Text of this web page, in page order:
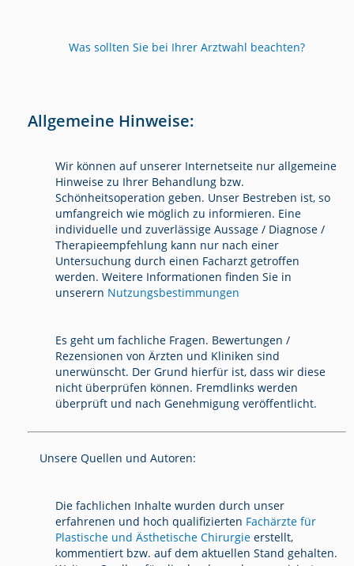
Was sollten Sie bei Ihrer Arztwahl beachten?
Allgemeine Hinweise:
Wir können auf unserer Internetseite nur allgemeine
Hinweise zu Ihrer Behandlung bzw.
Schönheitsoperation geben. Unser Bestreben ist, so
umfangreich wie möglich zu informieren. Eine
individuelle und zuverlässige Aussage / Diagnose /
Therapieempfehlung kann nur nach einer
Untersuchung durch einen Facharzt getroffen
werden. Weitere Informationen finden Sie in
unserern Nutzungsbestimmungen
Es geht um fachliche Fragen. Bewertungen /
Rezensionen von Ärzten und Kliniken sind
unerwünscht. Der Grund hierfür ist, dass wir diese
nicht überprüfen können. Fremdlinks werden
überprüft und nach Genehmigung veröffentlicht.
Unsere Quellen und Autoren:
Die fachlichen Inhalte wurden durch unser
erfahrenen und hoch qualifizierten Fachärzte für
Plastische und Ästhetische Chirurgie erstellt,
kommentiert bzw. auf dem aktuellen Stand gehalten.